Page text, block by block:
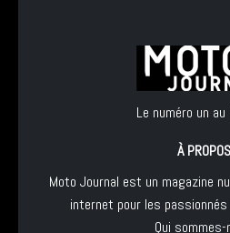
Le numéro un au
À PROPOS
Moto Journal est un magazine
internet pour les passionnés
Qui sommes-